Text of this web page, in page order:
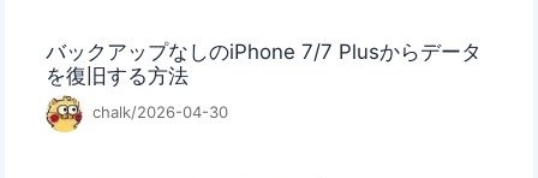
バックアップなしのiPhone 7/7 Plusからデータ
を復旧する方法
chalk/2026-04-30